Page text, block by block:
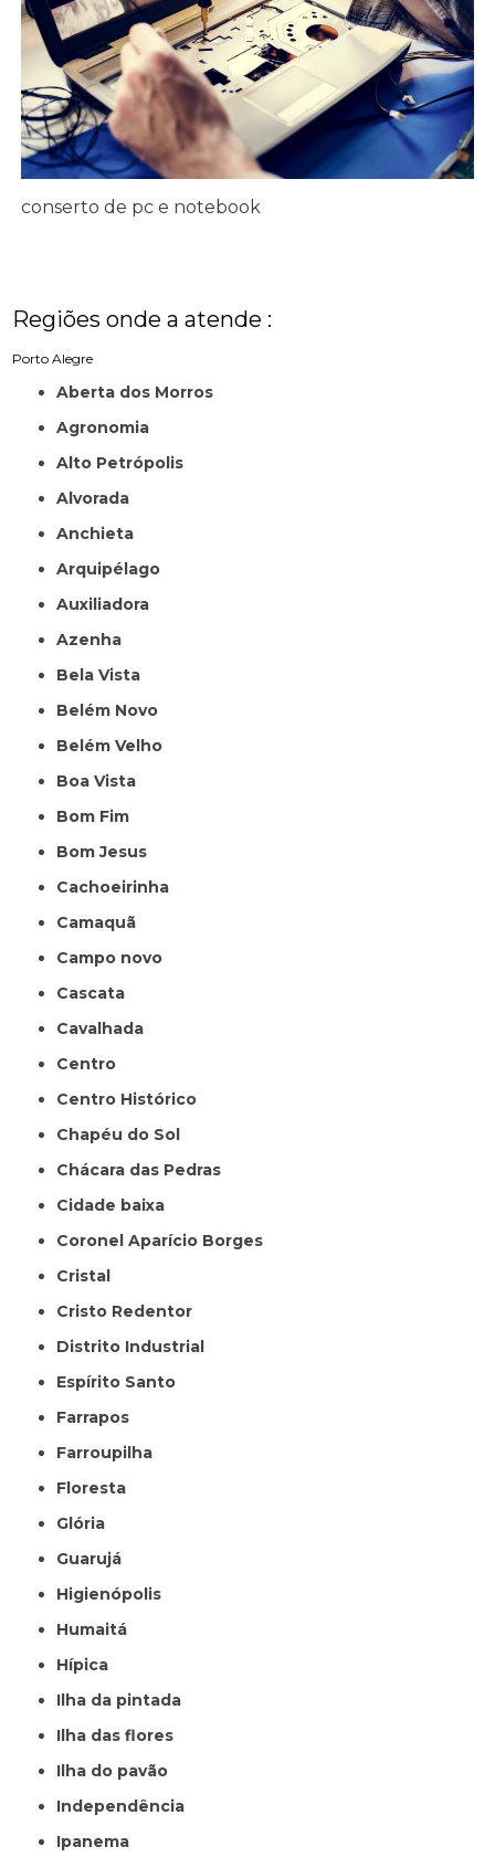
conserto de pc e notebook
Regiões onde a atende :
Porto Alegre
Aberta dos Morros
Agronomia
Alto Petrópolis
Alvorada
Anchieta
Arquipélago
Auxiliadora
Azenha
Bela Vista
Belém Novo
Belém Velho
Boa Vista
Bom Fim
Bom Jesus
Cachoeirinha
Camaquã
Campo novo
Cascata
Cavalhada
Centro
Centro Histórico
Chapéu do Sol
Chácara das Pedras
Cidade baixa
Coronel Aparício Borges
Cristal
Cristo Redentor
Distrito Industrial
Espírito Santo
Farrapos
Farroupilha
Floresta
Glória
Guarujá
Higienópolis
Humaitá
Hípica
Ilha da pintada
Ilha das flores
Ilha do pavão
Independência
Ipanema